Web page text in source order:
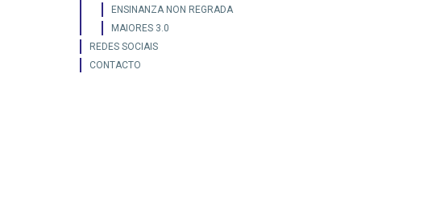
ENSINANZA NON REGRADA
MAIORES 3.0
REDES SOCIAIS
CONTACTO